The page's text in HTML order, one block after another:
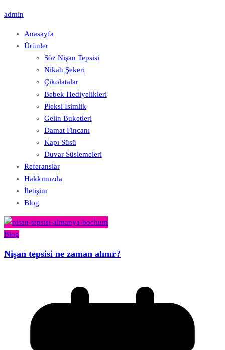
admin
Anasayfa
Ürünler
Söz Nişan Tepsisi
Nikah Şekeri
Çikolatalar
Bebek Hediyelikleri
Pleksi İsimlik
Gelin Buketleri
Damat Fincanı
Kapı Süsü
Duvar Süslemeleri
Referanslar
Hakkımızda
İletişim
Blog
Blog
Nişan tepsisi ne zaman alınır?